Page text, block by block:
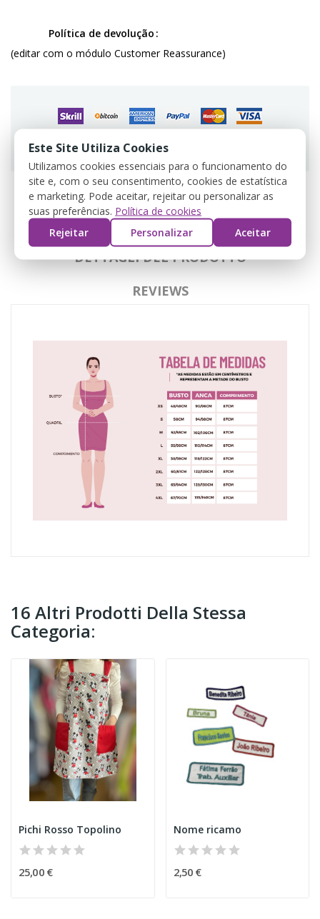
Política de devolução
(editar com o módulo Customer Reassurance)
Guarantee safe & secure checkout
DESCRIZIONE
DETTAGLI DEL PRODOTTO
REVIEWS
16 Altri Prodotti Della Stessa
Categoria:
Pichi Rosso Topolino
25,00 €
Nome ricamo
2,50 €
Este Site Utiliza Cookies
Utilizamos cookies essenciais para o funcionamento do
site e, com o seu consentimento, cookies de estatística
e marketing. Pode aceitar, rejeitar ou personalizar as
suas preferências. Política de cookies
Rejeitar
Personalizar Aceitar